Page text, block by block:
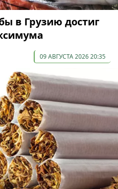
в Грузию достиг
09 АВГУСТА 2026 20:35